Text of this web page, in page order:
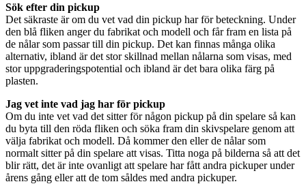
Sök efter din pickup
Det säkraste är om du vet vad din pickup har för beteckning. Under
den blå fliken anger du fabrikat och modell och får fram en lista på
de nålar som passar till din pickup. Det kan finnas många olika
alternativ, ibland är det stor skillnad mellan nålarna som visas, med
stor uppgraderingspotential och ibland är det bara olika färg på
plasten.
Jag vet inte vad jag har för pickup
Om du inte vet vad det sitter för någon pickup på din spelare så kan
du byta till den röda fliken och söka fram din skivspelare genom att
välja fabrikat och modell. Då kommer den eller de nålar som
normalt sitter på din spelare att visas. Titta noga på bilderna så att det
blir rätt, det är inte ovanligt att spelare har fått andra pickuper under
årens gång eller att de tom såldes med andra pickuper.